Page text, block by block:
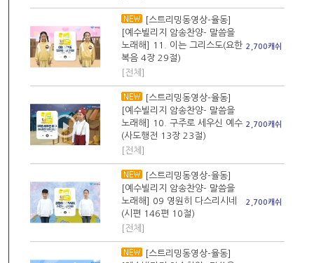
[스트리밍동영상-율동]
[예수빌리지 암송찬양- 말씀을
노래해] 11. 이는 그리스도(요한
복음 4장 29절)
[전체]
2,700캐쉬
[스트리밍동영상-율동]
[예수빌리지 암송찬양- 말씀을
노래해] 10. 구주로 세우신 예수
(사도행전 13장 23절)
[전체]
2,700캐쉬
[스트리밍동영상-율동]
[예수빌리지 암송찬양- 말씀을
노래해] 09 영원히 다스리시네
(시편 146편 10절)
[전체]
2,700캐쉬
[스트리밍동영상-율동]